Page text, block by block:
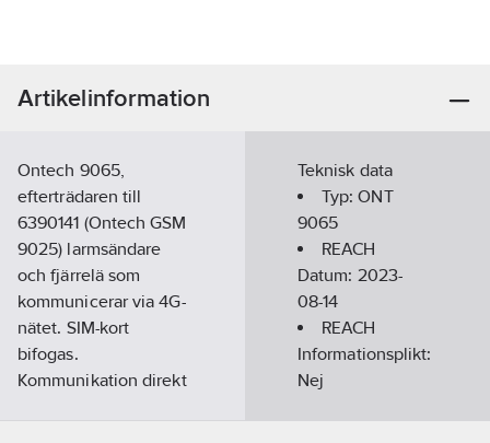
Artikelinformation
Ontech 9065,
efterträdaren till
6390141 (Ontech GSM
9025) larmsändare
och fjärrelä som
kommunicerar via 4G-
nätet. SIM-kort
bifogas.
Kommunikation direkt
Teknisk data
Typ:ONT
9065
REACH
Datum: 2023-
08-14
REACH
Informationsplikt:
Nej